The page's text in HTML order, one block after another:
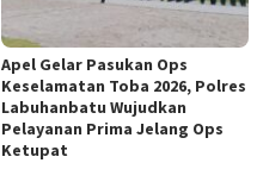
Apel Gelar Pasukan Ops
Keselamatan Toba 2026, Polres
Labuhanbatu Wujudkan
Pelayanan Prima Jelang Ops
Ketupat